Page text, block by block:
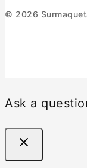
© 2026
Ask a